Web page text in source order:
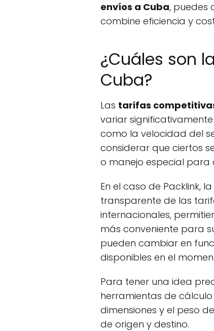
envíos a Cuba, puedes
combine eficiencia y
¿Cuáles son
Cuba?
Las tarifas
variar
como la velocidad del
considerar que ciertos
o manejo especial para
En el caso de Packlink,
transparente de las
internacionales,
más conveniente para
pueden cambiar en
disponibles en el
Para tener una idea
herramientas de
dimensiones y el peso
de origen y destino.